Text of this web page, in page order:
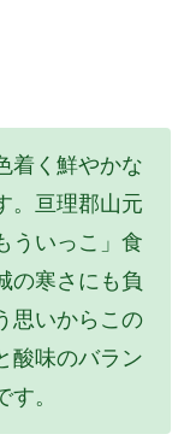
着く鮮やかな
。亘理郡山元
ういっこ」食
の寒さにも負
思いからこの
酸味のバラン
。